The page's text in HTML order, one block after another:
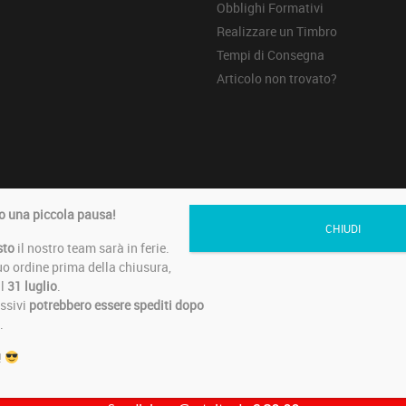
Obblighi Formativi
Realizzare un Timbro
Tempi di Consegna
Articolo non trovato?
di MAMASTYLE SRL - Via VIII Strada, sn - 61032 Fano (PU) -
una piccola pausa!
il nostro team sarà in ferie.
ordine prima della chiusura,
31 luglio
potrebbero essere spediti dopo
CHIUDI